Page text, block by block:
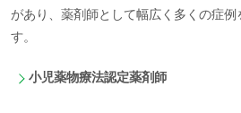
があり、薬剤師として幅広く多くの症
す。
小児薬物療法認定薬剤師